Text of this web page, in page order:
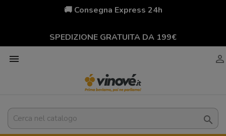
🚚 Consegna Express 24h
SPEDIZIONE GRATUITA DA 199€
 
